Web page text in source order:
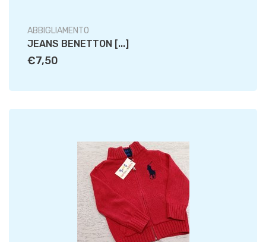
ABBIGLIAMENTO
JEANS BENETTON [...]
€7,50